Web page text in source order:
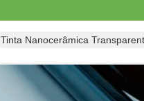
Tinta Nanocerâmica